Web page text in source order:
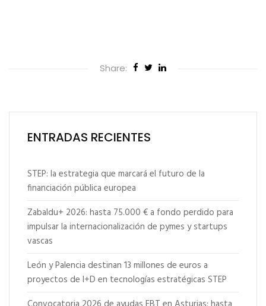
Share:
ENTRADAS RECIENTES
STEP: la estrategia que marcará el futuro de la
financiación pública europea
Zabaldu+ 2026: hasta 75.000 € a fondo perdido para
impulsar la internacionalización de pymes y startups
vascas
León y Palencia destinan 13 millones de euros a
proyectos de I+D en tecnologías estratégicas STEP